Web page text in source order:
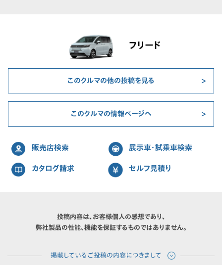
フリード
このクルマの他の投稿を見る
このクルマの情報ページへ
販売店検索 展示車・試乗車検索
カタログ請求 セルフ見積り
投稿内容は、お客様個人の感想であり、
弊社製品の性能、機能を保証するものではありません。